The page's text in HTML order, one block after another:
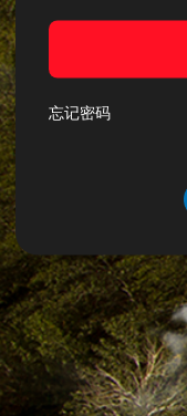
忘记密码